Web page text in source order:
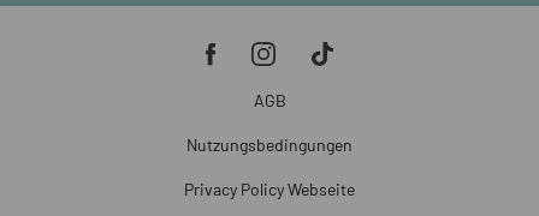
AGB
Nutzungsbedingungen
Privacy Policy Webseite